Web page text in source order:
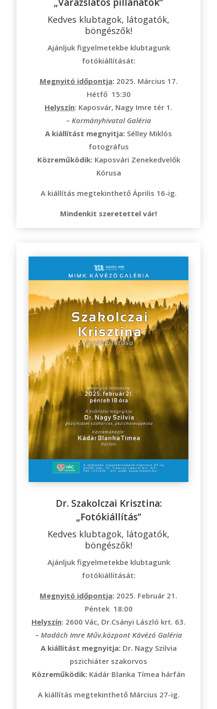
Kedves klubtagok, látogatók,
böngészők!
Ajánljuk figyelmetekbe klubtagunk
fotókiállítását:
Megnyitó időpontja:2025. Március 17.
Hétfő 15:30
Helyszín: Kaposvár, Nagy Imre tér 1.
– Kormányhivatal Galéria
A kiállítást megnyitja: Sélley Miklós
fotográfus
Közreműködik:Kaposvári Zenekedvelők
Kórusa
A kiállítás megtekinthető Április 16-ig.
Mindenkit szeretettel vár!
Dr. Szakolczai Krisztina:
„Fotókiállítás”
Kedves klubtagok, látogatók,
böngészők!
Ajánljuk figyelmetekbe klubtagunk
fotókiállítását:
Megnyitó időpontja: 2025. Február 21.
Péntek 18:00
Helyszín: 2600 Vác, Dr.Csányi László krt. 63.
– Madách Imre Műv.központ Kávézó Galéria
A kiállítást megnyitja:Dr. Nagy Szilvia
pszichiáter szakorvos
Közreműködik: Kádár Blanka Tímea hárfán
A kiállítás megtekinthető Március 27-ig.